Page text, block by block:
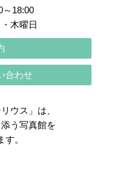
～18:00
木曜日
合わせ
ウス」は、
う写真館を
す。